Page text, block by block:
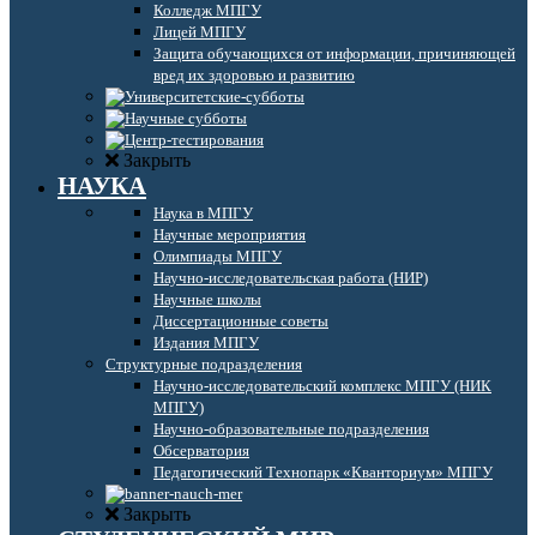
Колледж МПГУ
Лицей МПГУ
Защита обучающихся от информации, причиняющей
вред их здоровью и развитию
Закрыть
НАУКА
Наука в МПГУ
Научные мероприятия
Олимпиады МПГУ
Научно-исследовательская работа (НИР)
Научные школы
Диссертационные советы
Издания МПГУ
Структурные подразделения
Научно-исследовательский комплекс МПГУ (НИК
МПГУ)
Научно-образовательные подразделения
Обсерватория
Педагогический Технопарк «Кванториум» МПГУ
Закрыть